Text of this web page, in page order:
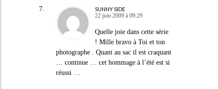
SUNNY SIDE
22 juin 2009 à 09:29
Quelle joie dans cette série
! Mille bravo à Toi et ton
photographe . Quant au sac il est craquant
… continue … cet hommage à l’été est si
réussi …